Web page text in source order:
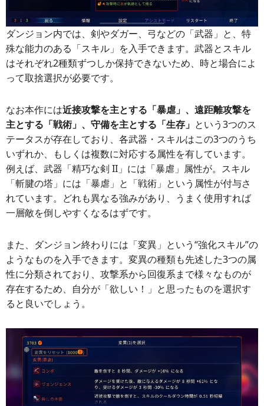
ダンジョン内では、剣やダガー、弓などの「武器」と、特
殊な能力のある「スキル」を入手できます。武器とスキル
はそれぞれ2種類ずつしか保持できないため、時と場合によ
って取捨選択が必要です。
なお本作には近接攻撃を主とする「暴虐」、遠距離攻撃を
主とする「戦術」、守備を主とする「生存」 という3つのス
テータスが存在しており、各武器・スキルはこの3つのうち
いずれか、もしくは複数に対応する属性を有しています。
例えば、武器「精巧な剣 II」には「暴虐」属性が。スキル
「斬腱の塔」には「暴虐」と「戦術」という属性が付与さ
れています。どれも異なる強みがあり、うまく使用すれば
一層敵を倒しやすくなるはずです。
また、ダンジョン終わりには「変異」という“強化スキル”の
ようなものを入手できます。変異の種類も先述した3つの属
性に分類されており、攻撃系から回復系まで様々なものが
存在するため、自分が「欲しい！」と思ったものを選択す
ると良いでしょう。